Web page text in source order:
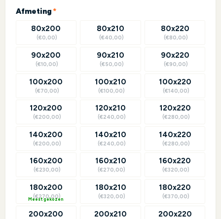
Afmeting*(required)
80x200
(€0,00)
90x200
(€10,00)
100x200
(€70,00)
120x200
(€200,00)
140x200
(€200,00)
160x200
(€230,00)
180x200
(€270,00)
?
200x200
80x210
(€40,00)
90x210
(€50,00)
100x210
(€100,00)
120x210
(€240,00)
140x210
(€240,00)
160x210
(€270,00)
180x210
(€320,00)
200x210
80x220
(€80,00)
90x220
(€90,00)
100x220
(€140,00)
120x220
(€280,00)
140x220
(€280,00)
160x220
(€320,00)
180x220
(€370,00)
200x220